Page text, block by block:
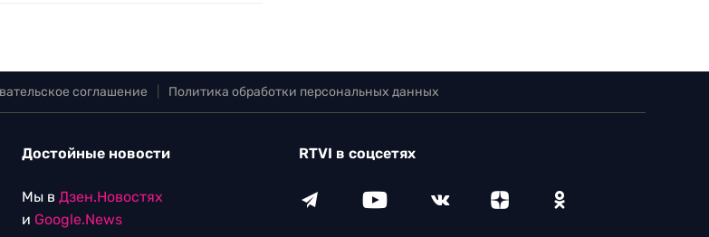
соглашение Политика обработки персональных данных
Достойные новости
Мы в Дзен.Новостях
и Google.News
RTVI в соцсетях